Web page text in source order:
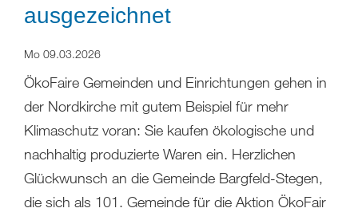
ausgezeichnet
Mo 09.03.2026
ÖkoFaire Gemeinden und Einrichtungen gehen in
der Nordkirche mit gutem Beispiel für mehr
Klimaschutz voran: Sie kaufen ökologische und
nachhaltig produzierte Waren ein. Herzlichen
Glückwunsch an die Gemeinde Bargfeld-Stegen,
die sich als 101. Gemeinde für die Aktion ÖkoFair